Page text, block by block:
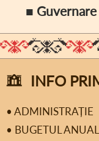
■
INFO
• ADMINISTRAȚIE
• BUGETUL ANUAL